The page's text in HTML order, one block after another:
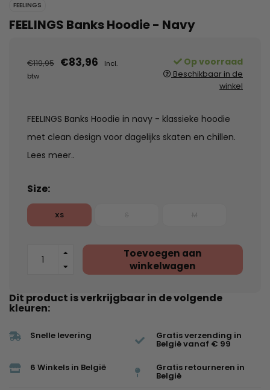
FEELINGS
FEELINGS Banks Hoodie - Navy
€119,95 €83,96
Incl.
btw
Op voorraad
Beschikbaar in de
winkel
FEELINGS Banks Hoodie in navy - klassieke hoodie
met clean design voor dagelijks skaten en chillen.
Lees meer..
Size:
XS
Toevoegen aan
winkelwagen
Dit product is verkrijgbaar in de volgende
kleuren:
Snelle levering Gratis verzending in
België vanaf € 99
6 Winkels in België Gratis retourneren in
België